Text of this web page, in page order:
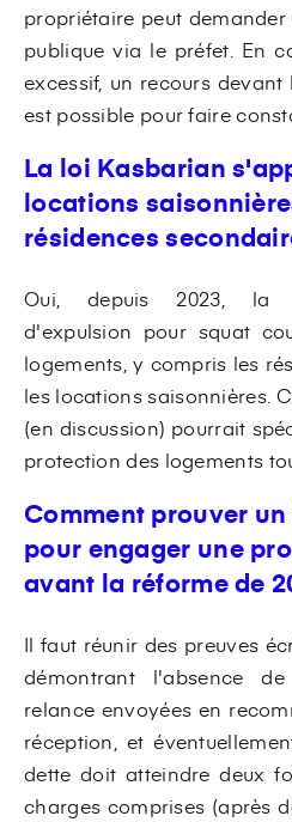
propriétaire peut
publique via le préfet. En
excessif, un recours
est possible pour faire
La loi Kasbarian
locations
résidences
Oui, depuis 2023, la
d'expulsion pour squat
logements, y compris les
les locations saisonnières.
(en discussion) pourrait
protection des logements
Comment prouver
pour engager une
avant la réforme de
Il faut réunir des preuves
démontrant l'absence
relance envoyées en
réception, et
dette doit atteindre deux
charges comprises (après